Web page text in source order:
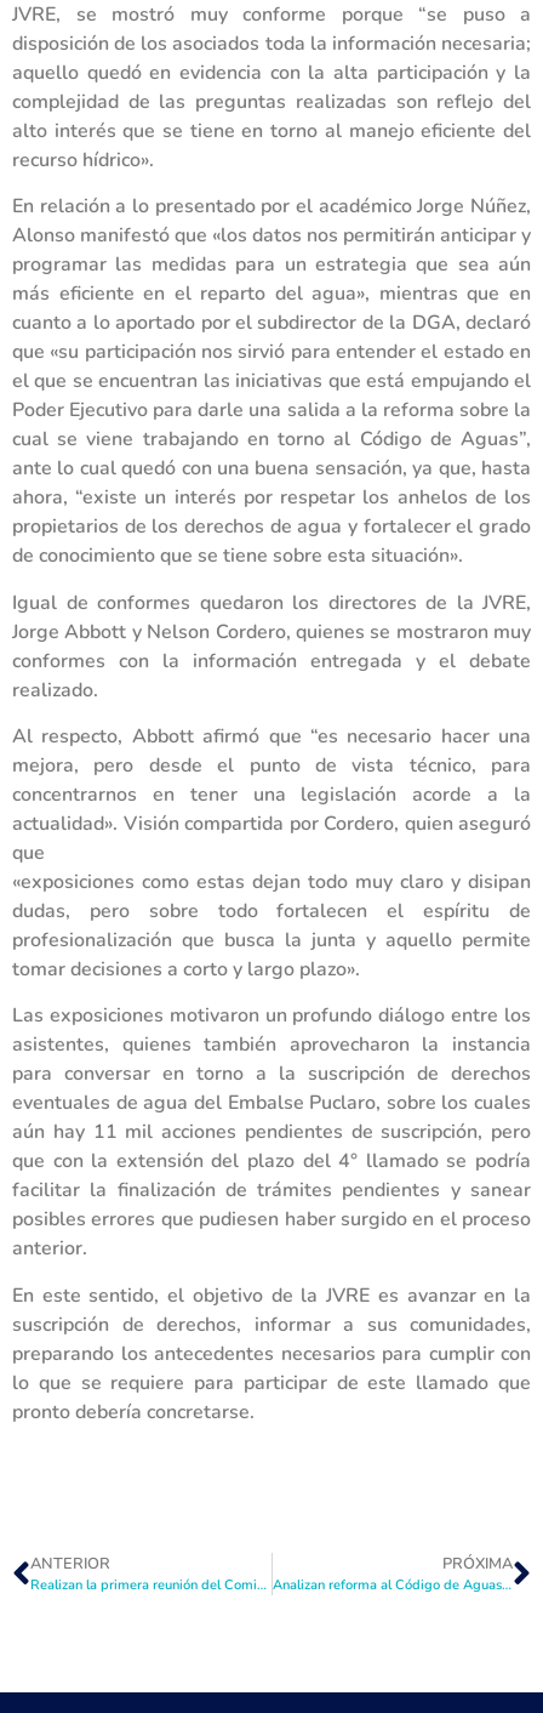
JVRE, se mostró muy conforme porque “se puso a
disposición de los asociados toda la información necesaria;
aquello quedó en evidencia con la alta participación y la
complejidad de las preguntas realizadas son reflejo del
alto interés que se tiene en torno al manejo eficiente del
recurso hídrico».
En relación a lo presentado por el académico Jorge Núñez,
Alonso manifestó que «los datos nos permitirán anticipar y
programar las medidas para un estrategia que sea aún
más eficiente en el reparto del agua», mientras que en
cuanto a lo aportado por el subdirector de la DGA, declaró
que «su participación nos sirvió para entender el estado en
el que se encuentran las iniciativas que está empujando el
Poder Ejecutivo para darle una salida a la reforma sobre la
cual se viene trabajando en torno al Código de Aguas”,
ante lo cual quedó con una buena sensación, ya que, hasta
ahora, “existe un interés por respetar los anhelos de los
propietarios de los derechos de agua y fortalecer el grado
de conocimiento que se tiene sobre esta situación».
Igual de conformes quedaron los directores de la JVRE,
Jorge Abbott y Nelson Cordero, quienes se mostraron muy
conformes con la información entregada y el debate
realizado.
Al respecto, Abbott afirmó que “es necesario hacer una
mejora, pero desde el punto de vista técnico, para
concentrarnos en tener una legislación acorde a la
actualidad». Visión compartida por Cordero, quien aseguró
que
«exposiciones como estas dejan todo muy claro y disipan
dudas, pero sobre todo fortalecen el espíritu de
profesionalización que busca la junta y aquello permite
tomar decisiones a corto y largo plazo».
Las exposiciones motivaron un profundo diálogo entre los
asistentes, quienes también aprovecharon la instancia
para conversar en torno a la suscripción de derechos
eventuales de agua del Embalse Puclaro, sobre los cuales
aún hay 11 mil acciones pendientes de suscripción, pero
que con la extensión del plazo del 4° llamado se podría
facilitar la finalización de trámites pendientes y sanear
posibles errores que pudiesen haber surgido en el proceso
anterior.
En este sentido, el objetivo de la JVRE es avanzar en la
suscripción de derechos, informar a sus comunidades,
preparando los antecedentes necesarios para cumplir con
lo que se requiere para participar de este llamado que
pronto debería concretarse.
ANTERIOR
Realizan la primera reunión del Comité de Protección Civil de La Serena
PRÓXIMA
Analizan reforma al Código de Aguas en Comisión de Agricultura del Senado